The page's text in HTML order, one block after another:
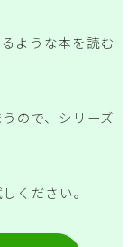
ような本を読む
ので、シリーズ
ください。